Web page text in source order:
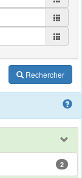
Rechercher
2